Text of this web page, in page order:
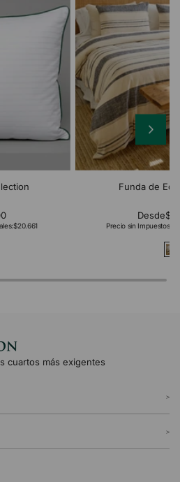
$20.661
Funda de
Desde
Precio sin Impuestos
cuartos más exigentes